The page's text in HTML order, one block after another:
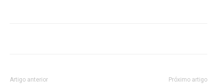
Artigo anterior Próximo artigo